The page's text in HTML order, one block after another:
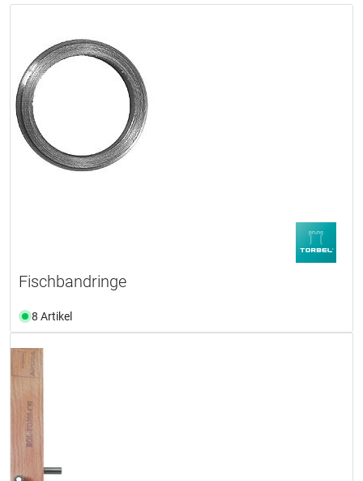
Fischbandringe
8 Artikel